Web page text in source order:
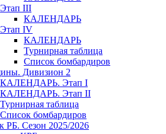
Этап III
КАЛЕНДАРЬ
Этап IV
КАЛЕНДАРЬ
Турнирная таблица
Список бомбардиров
Дивизион 2
КАЛЕНДАРЬ. Этап I
КАЛЕНДАРЬ. Этап II
Турнирная таблица
Список бомбардиров
РБ. Сезон 2025/2026